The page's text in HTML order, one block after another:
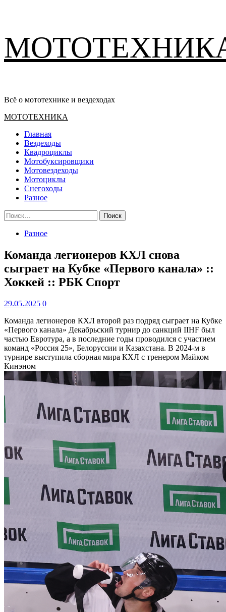
содержимому
Всё о мототехнике и вездеходах
Основное
МОТОТЕХНИКА
Главная
Вездеходы
Квадроциклы
Мотобуксировщики
Мотовездеходы
Мотоциклы
Снегоходы
Разное
Найти:
Разное
Команда легионеров КХЛ снова
сыграет на Кубке «Первого канала» ::
Хоккей :: РБК Спорт
29.05.2025 0
Команда легионеров КХЛ второй раз подряд сыграет на Кубке
«Первого канала» Декабрьский турнир до санкций IIHF был
частью Евротура, а в последние годы проводился с участием
команд «Россия 25», Белоруссии и Казахстана. В 2024-м в
турнире выступила сборная мира КХЛ с тренером Майком
Кинэном